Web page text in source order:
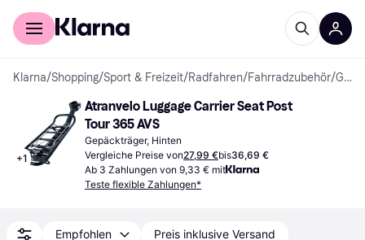
Für Shopper
Klarna/Shopping/Sport & Freizeit/Radfahren/Fahrradzubehör/ Gepäckträger
+1
Atranvelo Luggage Carrier Seat Post
Tour 365 AVS
Gepäckträger, Hinten
Vergleiche Preise von27,99 €bis36,69 €
Ab 3 Zahlungen von 9,33 € mit
Teste flexible Zahlungen*
Empfohlen Preis inklusive Versand